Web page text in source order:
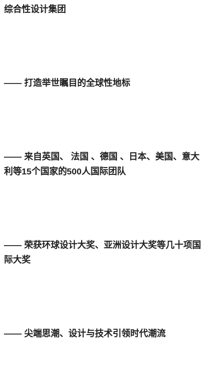
综合性设计集团
—— 打造举世瞩目的全球性地标
—— 来自英国、 法国 、德国 、日本、美国、意大
利等15个国家的500人国际团队
—— 荣获环球设计大奖、亚洲设计大奖等几十项国
际大奖
—— 尖端思潮、设计与技术引领时代潮流